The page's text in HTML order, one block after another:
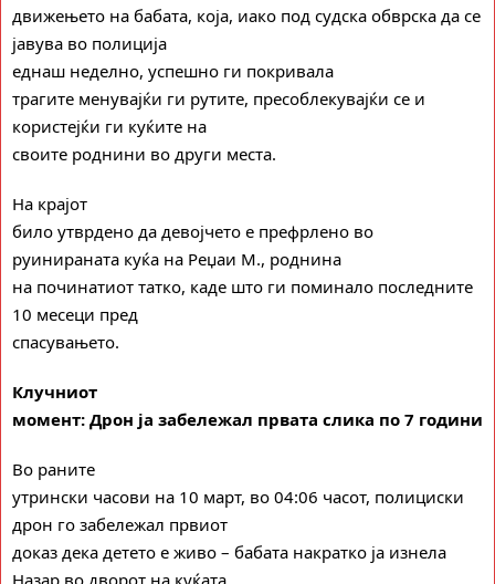
движењето на бабата, која, иако под судска обврска да се
јавува во полиција
еднаш неделно, успешно ги покривала
трагите менувајќи ги рутите, пресоблекувајќи се и
користејќи ги куќите на
своите роднини во други места.
На крајот
било утврдено да девојчето е префрлено во
руинираната куќа на Реџаи М., роднина
на починатиот татко, каде што ги поминало последните
10 месеци пред
спасувањето.
Клучниот
момент: Дрон ја забележал првата слика по 7 години
Во раните
утрински часови на 10 март, во 04:06 часот, полициски
дрон го забележал првиот
доказ дека детето е живо – бабата накратко ја изнела
Назар во дворот на куќата.